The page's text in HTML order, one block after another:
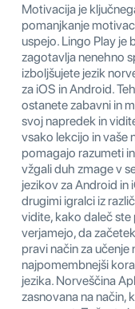
Motivacija je
pomanjkanje
uspejo. Lingo Play je
zagotavlja nenehno
izboljšujete jezik
za iOS in Android.
ostanete zabavni in
svoj napredek in
vsako lekcijo in vaše
pomagajo razumeti
vžgali duh zmage v
jezikov za Android in
drugimi igralci iz
vidite, kako daleč
verjamejo, da
pravi način za učenje
najpomembnejši
jezika. Norveščina
zasnovana na način,